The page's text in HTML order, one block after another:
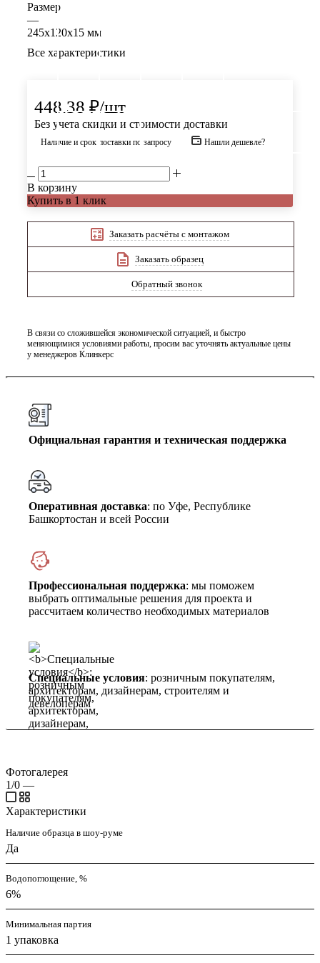
Размер
—
245х120х15 мм
Все характеристики
448.38 ₽/шт
Без учета скидки и стоимости доставки
Наличие и срок поставки по запросу Нашли дешевле?
В корзину
Купить в 1 клик
Заказать расчёты с монтажом
Заказать образец
Обратный звонок
В связи со сложившейся экономической ситуацией, и быстро
меняющимися условиями работы, просим вас уточнять актуальные цены
у менеджеров Клинкерс
Официальная гарантия и техническая поддержка
Оперативная доставка: по Уфе, Республике
Башкортостан и всей России
Профессиональная поддержка: мы поможем
выбрать оптимальные решения для проекта и
рассчитаем количество необходимых материалов
Специальные условия: розничным покупателям,
архитекторам, дизайнерам, строителям и
девелоперам
Фотогалерея
1/0 —
Характеристики
Наличие образца в шоу-руме
Да
Водопоглощение, %
6%
Минимальная партия
1 упаковка